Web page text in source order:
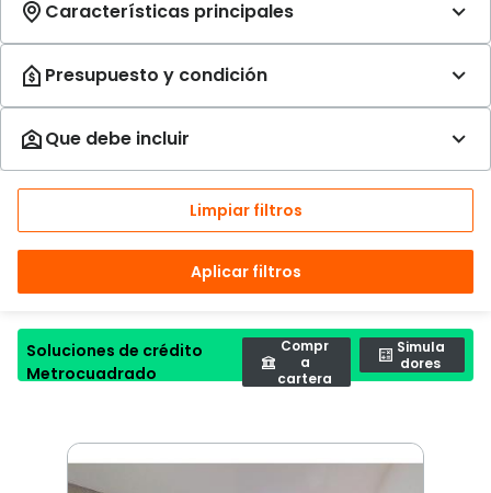
Limpiar filtros
Aplicar filtros
Soluciones de crédito
Metrocuadrado
Compr
a
cartera
Simula
dores